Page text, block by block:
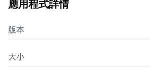
應用程式詳情
版本
大小